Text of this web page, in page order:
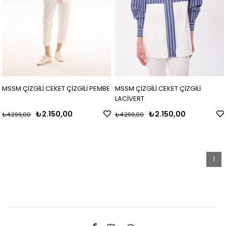
MSSM ÇİZGİLİ CEKET ÇİZGİLİ PEMBE
₺2.150,00
₺4.299,00
MSSM ÇİZGİLİ CEKET ÇİZGİLİ
LACİVERT
₺2.150,00
₺4.299,00
1